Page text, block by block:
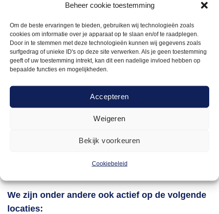
Beheer cookie toestemming
Om de beste ervaringen te bieden, gebruiken wij technologieën zoals
cookies om informatie over je apparaat op te slaan en/of te raadplegen.
Door in te stemmen met deze technologieën kunnen wij gegevens zoals
surfgedrag of unieke ID's op deze site verwerken. Als je geen toestemming
geeft of uw toestemming intrekt, kan dit een nadelige invloed hebben op
bepaalde functies en mogelijkheden.
Accepteren
Weigeren
Bekijk voorkeuren
Cookiebeleid
Afspraken worden nagekomen en fouten worden
toegegeven en opgelost.
Alles voor jouw evenement in Rotterdam huur je bij
Arendje in Rosmalen
Met Arendje heb je alles wat je nodig hebt binnen
handbereik. Ons enorme assortiment biedt een breed scala
aan producten, van stoelen en tafels tot luxe partytenten,
alles huur je eenvoudig. Dit maakt het plannen van jouw
evenement niet alleen makkelijker, maar ook leuker. Je
alles wat je nodig hebt voor jouw feest, vind je bij ons.
We zijn onder andere ook actief op de volgende
locaties: